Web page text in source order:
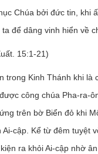
Chúa bởi đức tin, khi
để dâng vinh hiển về
15:1-21)
trong Kinh Thánh khi là
công chúa Pha-ra-
trên bờ Biển đỏ khi
cập. Kể từ đêm tuyệt
ra khỏi Ai-cập nhờ